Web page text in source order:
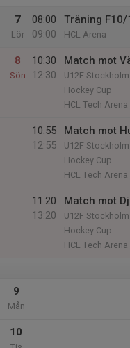
7
Lör
08:00
09:00
Träning F10/
HCL Arena
8
Sön
10:30
12:30
Match mot
U12F
Hockey Cup
HCL Tech Arena
10:55
12:55
Match mot
U12F
Hockey Cup
HCL Tech Arena
11:20
13:20
Match mot
U12F
Hockey Cup
HCL Tech Arena
9
Mån
10